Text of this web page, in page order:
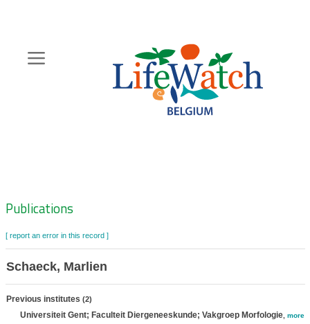
content
Zoeknavigatie
Publications
[ report an error in this record ]
Schaeck, Marlien
Previous institutes (2)
Universiteit Gent; Faculteit Diergeneeskunde; Vakgroep Morfologie, more